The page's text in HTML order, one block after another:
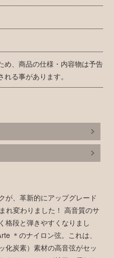
め、商品の仕様・内容物は予告
れる事があります。
が、革新的にアップグレード
れ変わりました！ 高音質のサ
格段と弾きやすくなりまし
＊のナイロン弦。これは、
化炭素）素材の高音弦がセッ